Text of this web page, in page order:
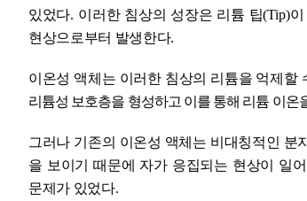
있었다. 이러한 침상의 성장은 리튬 팁(Tip)
현상으로부터 발생한다.
이온성 액체는 이러한 침상의 리튬을 억제할
리튬성 보호층을 형성하고 이를 통해 리튬 이
그러나 기존의 이온성 액체는 비대칭적인 분
을 보이기 때문에 자가 응집되는 현상이 일
문제가 있었다.